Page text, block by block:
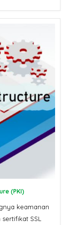
(PKI)
keamanan
SSL